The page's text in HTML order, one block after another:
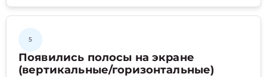
5
Появились полосы на экране
(вертикальные/горизонтальные)